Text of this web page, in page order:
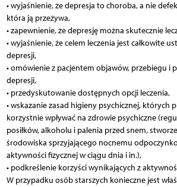
• wyjaśnienie, że depresja to choroba, a nie
która ją przeżywa,
• zapewnienie, że depresję można skutecznie
• wyjaśnienie, że celem leczenia jest całkowite
depresji,
• omówienie z pacjentem objawów, przebiegu i
depresji,
• przedyskutowanie dostępnych opcji leczenia,
• wskazanie zasad higieny psychicznej, których
korzystnie wpływać na zdrowie psychiczne
posiłków, alkoholu i palenia przed snem,
środowiska sprzyjającego nocnemu
aktywności fizycznej w ciągu dnia i in.),
• podkreślenie korzyści wynikających z
W przypadku osób starszych konieczne jest